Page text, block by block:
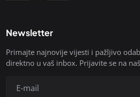
Newsletter
Primajte najnovije vijesti i pažljivo
direktno u vaš inbox. Prijavite se na